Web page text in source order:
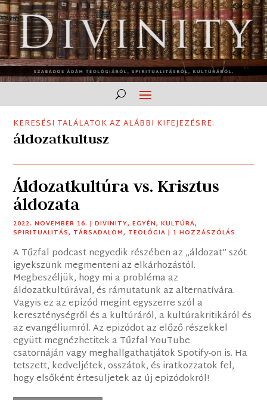
KERESÉSI TALÁLATOK AZ ALÁBBI KIFEJEZÉSRE:
áldozatkultusz
Áldozatkultúra vs. Krisztus
áldozata
2022. NOVEMBER 16. |DIVINITY,EGYÉN,KULTÚRA,
SPIRITUALITÁS, TÁRSADALOM, TEOLÓGIA | 1 HOZZÁSZÓLÁS
A Tűzfal podcast negyedik részében az „áldozat” szót
igyekszünk megmenteni az elkárhozástól.
Megbeszéljük, hogy mi a probléma az
áldozatkultúrával, és rámutatunk az alternatívára.
Vagyis ez az epizód megint egyszerre szól a
kereszténységről és a kultúráról, a kultúrakritikáról és
az evangéliumról. Az epizódot az előző részekkel
együtt megnézhetitek a Tűzfal YouTube
csatornáján vagy meghallgathatjátok Spotify-on is. Ha
tetszett, kedveljétek, osszátok, és iratkozzatok fel,
hogy elsőként értesüljetek az új epizódokról!